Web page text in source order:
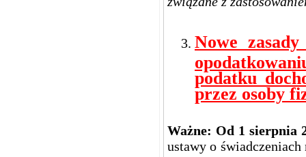
Nowe
podatku
przez osoby
Ważne: Od 1 sierpnia
ustawy o